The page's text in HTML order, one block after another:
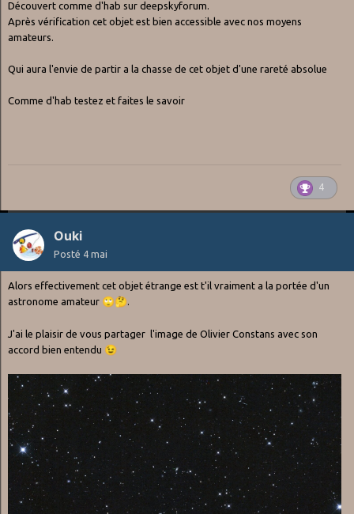
Découvert comme d'hab sur deepskyforum.
Après vérification cet objet est bien accessible avec nos moyens
amateurs.
Qui aura l'envie de partir a la chasse de cet objet d'une rareté absolue
Comme d'hab testez et faites le savoir
4
Ouki
Posté 4 mai
Alors effectivement cet objet étrange est t'il vraiment a la portée d'un
astronome amateur 🙄🤔
J'ai le plaisir de vous partager l'image de Olivier Constans avec son
accord bien entendu 😉